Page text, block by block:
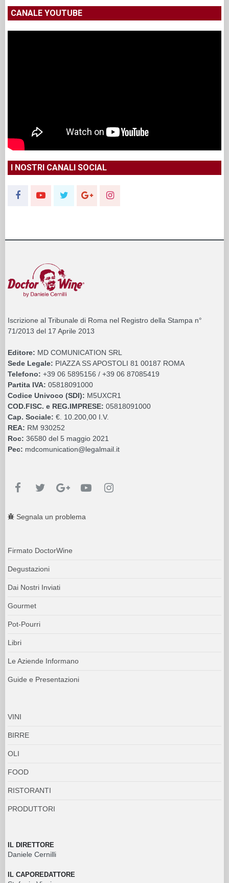
CANALE YOUTUBE
I NOSTRI CANALI SOCIAL
Iscrizione al Tribunale di Roma nel Registro della Stampa n°
71/2013 del 17 Aprile 2013
Editore: MD COMUNICATION SRL
Sede Legale: PIAZZA SS APOSTOLI 81 00187 ROMA
Telefono: +39 06 5895156 / +39 06 87085419
Partita IVA: 05818091000
Codice Univoco (SDI): M5UXCR1
COD.FISC. e REG.IMPRESE: 05818091000
Cap. Sociale: €. 10.200,00 I.V.
REA: RM 930252
Roc: 36580 del 5 maggio 2021
Pec: mdcomunication@legalmail.it
Segnala un problema
Firmato DoctorWine
Degustazioni
Dai Nostri Inviati
Gourmet
Pot-Pourri
Libri
Le Aziende Informano
Guide e Presentazioni
VINI
BIRRE
OLI
FOOD
RISTORANTI
PRODUTTORI
IL DIRETTORE
Daniele Cernilli
IL CAPOREDATTORE